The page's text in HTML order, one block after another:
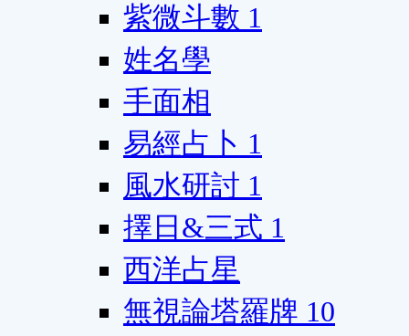
紫微斗數 1
姓名學
手面相
易經占卜 1
風水研討 1
擇日&三式 1
西洋占星
無視論塔羅牌 10